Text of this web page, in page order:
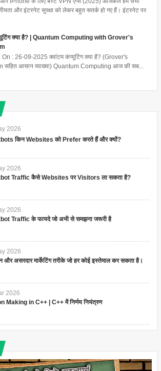
और इंटरनेट सुरक्षा को लेकर बहुत सतर्क हो गए हैं। इंटरनेट पर
क्या है? | Quantum Computing with Grover's
: 26-09-2025 क्वांटम कंप्यूटिंग क्या है? (Grover's
सहित आसान व्याख्या) Quantum Computing आज की सब...
2026
किन Websites को Prefer करते हैं और क्यों?
2026
Traffic कैसे Websites पर Visitors ला सकता है?
2026
Traffic के फायदे जो अभी से समझना जरूरी है
2026
असरदार मार्केटिंग तरीके जो हर कोई इस्तेमाल कर सकता है।
2026
Making in C++ | C++ में निर्णय नियंत्रण